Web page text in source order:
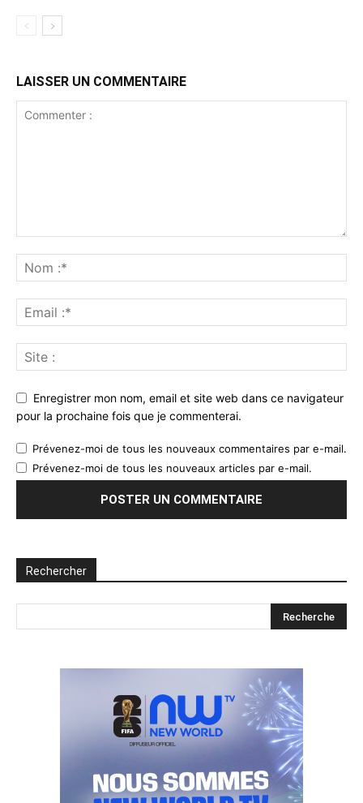
LAISSER UN COMMENTAIRE
Enregistrer mon nom, email et site web dans ce navigateur
pour la prochaine fois que je commenterai.
Prévenez-moi de tous les nouveaux commentaires par e-mail.
Prévenez-moi de tous les nouveaux articles par e-mail.
Rechercher